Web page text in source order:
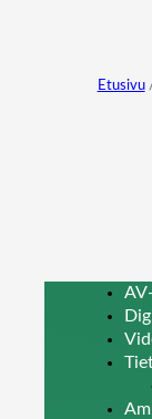
Etusivu